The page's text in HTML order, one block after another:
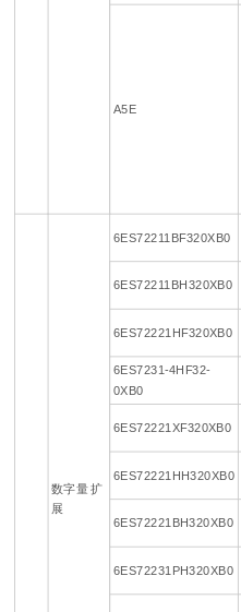
A5E
数字量 扩
展
6ES72211BF320XB0
6ES72211BH320XB0
6ES72221HF320XB0
6ES7231-4HF32-
0XB0
6ES72221XF320XB0
6ES72221HH320XB0
6ES72221BH320XB0
6ES72231PH320XB0